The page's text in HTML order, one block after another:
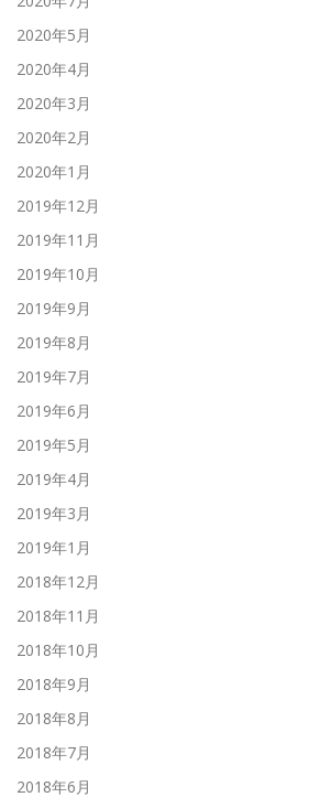
2020年5月
2020年4月
2020年3月
2020年2月
2020年1月
2019年12月
2019年11月
2019年10月
2019年9月
2019年8月
2019年7月
2019年6月
2019年5月
2019年4月
2019年3月
2019年1月
2018年12月
2018年11月
2018年10月
2018年9月
2018年8月
2018年7月
2018年6月